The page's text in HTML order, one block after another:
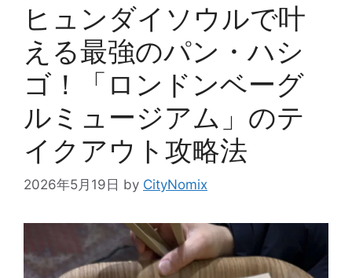
ヒュンダイソウルで叶
える最強のパン・ハシ
ゴ！「ロンドンベーグ
ルミュージアム」のテ
イクアウト攻略法
2026年5月19日 by CityNomix